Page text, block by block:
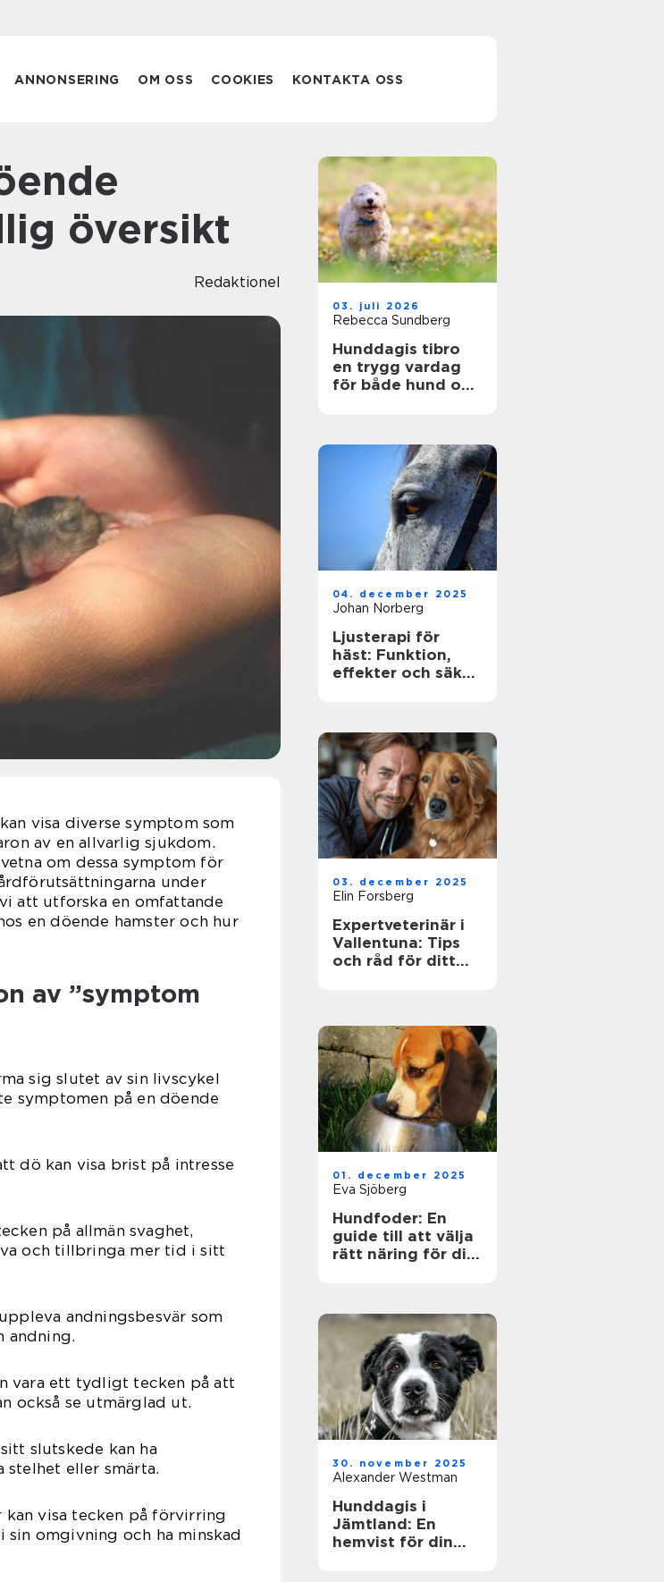
ANNONSERING OM OSS COOKIES KONTAKTA OSS
översikt
Redaktionel
visa diverse symptom som
av en allvarlig sjukdom.
om dessa symptom för
under
att utforska en omfattande
en döende hamster och hur
av ”symptom
sig slutet av sin livscykel
symptomen på en döende
dö kan visa brist på intresse
på allmän svaghet,
och tillbringa mer tid i sitt
andningsbesvär som
andning.
vara ett tydligt tecken på att
också se utmärglad ut.
slutskede kan ha
eller smärta.
kan visa tecken på förvirring
sin omgivning och ha minskad
03. juli 2026
Rebecca Sundberg
Hunddagis tibro
en trygg vardag
för både hund och
04. december 2025
Johan Norberg
Ljusterapi för
häst: Funktion,
effekter och säker
03. december 2025
Elin Forsberg
Expertveterinär i
Vallentuna: Tips
och råd för ditt
01. december 2025
Eva Sjöberg
Hundfoder: En
guide till att välja
rätt näring för din
30. november 2025
Alexander Westman
Hunddagis i
Jämtland: En
hemvist för din